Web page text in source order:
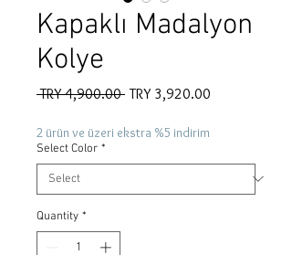
Kapaklı Madalyon
Kolye
TRY 4,900.00 Regular
TRY 3,920.00
2 ürün ve üzeri ekstra %5 indirim
Select Color *
Quantity *